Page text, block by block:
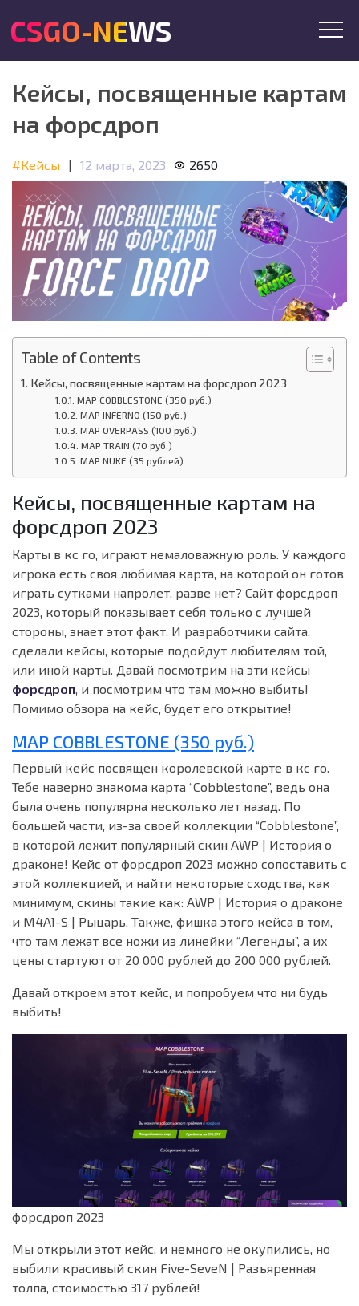
CSGO-NEWS
Кейсы, посвященные картам
на форсдроп
#Кейсы | 12 марта, 2023 2650
Table of Contents
Кейсы, посвященные картам на форсдроп 2023
MAP COBBLESTONE (350 руб.)
MAP INFERNO (150 руб.)
MAP OVERPASS (100 руб.)
MAP TRAIN (70 руб.)
MAP NUKE (35 рублей)
Кейсы, посвященные картам на
форсдроп 2023
Карты в кс го, играют немаловажную роль. У каждого
игрока есть своя любимая карта, на которой он готов
играть сутками напролет, разве нет? Сайт форсдроп
2023, который показывает себя только с лучшей
стороны, знает этот факт. И разработчики сайта,
сделали кейсы, которые подойдут любителям той,
или иной карты. Давай посмотрим на эти кейсы
форсдроп, и посмотрим что там можно выбить!
Помимо обзора на кейс, будет его открытие!
MAP COBBLESTONE (350 руб.)
Первый кейс посвящен королевской карте в кс го.
Тебе наверно знакома карта “Cobblestone”, ведь она
была очень популярна несколько лет назад. По
большей части, из-за своей коллекции “Cobblestone”,
в которой лежит популярный скин AWP | История о
драконе! Кейс от форсдроп 2023 можно сопоставить с
этой коллекцией, и найти некоторые сходства, как
минимум, скины такие как: AWP | История о драконе
и M4A1-S | Рыцарь. Также, фишка этого кейса в том,
что там лежат все ножи из линейки “Легенды”, а их
цены стартуют от 20 000 рублей до 200 000 рублей.
Давай откроем этот кейс, и попробуем что ни будь
выбить!
форсдроп 2023
Мы открыли этот кейс, и немного не окупились, но
выбили красивый скин Five-SeveN | Разъяренная
толпа, стоимостью 317 рублей!